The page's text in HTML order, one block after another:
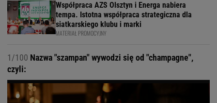
Współpraca AZS Olsztyn i Energa nabiera
tempa. Istotna współpraca strategiczna dla
siatkarskiego klubu i marki
MATERIAŁ PROMOCYJNY
1/100 Nazwa "szampan" wywodzi się od "champagne",
czyli: